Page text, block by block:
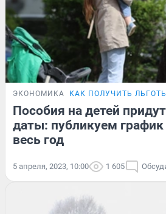
ЭКОНОМИКА КАК ПОЛУЧИТЬ
Пособия на детей
даты: публикуем
весь год
5 апреля, 2023, 10:00 1 605